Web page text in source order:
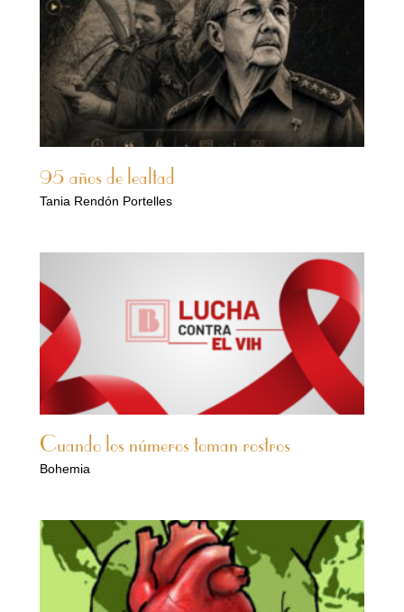
95 años de lealtad
Tania Rendón Portelles
Cuando los números toman rostros
Bohemia